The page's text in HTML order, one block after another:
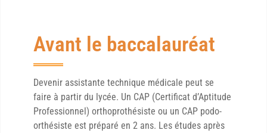
Avant le baccalauréat
Devenir assistante technique médicale peut se
faire à partir du lycée. Un CAP (Certificat d’Aptitude
Professionnel) orthoprothésiste ou un CAP podo-
orthésiste est préparé en 2 ans. Les études après